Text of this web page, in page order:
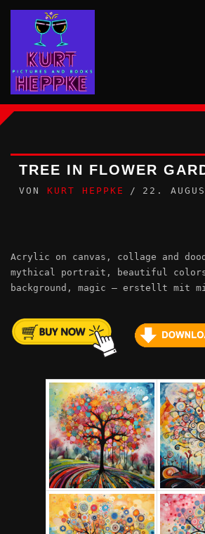
Inhalt
springen
TREE IN FLOWER
VON KURT HEPPKE 22.
Acrylic on canvas, collage and
mythical portrait, beautiful
background, magic – erstellt mit